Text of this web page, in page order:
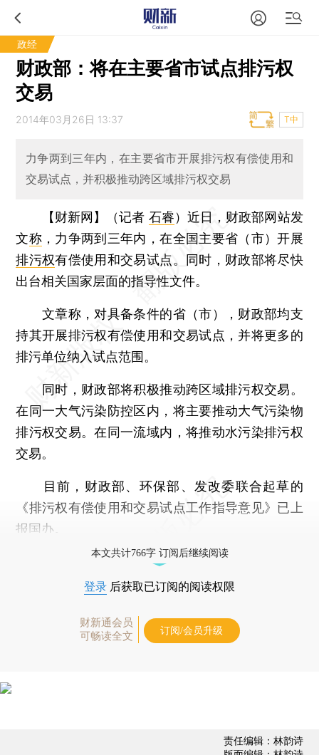
政经
财政部：将在主要省市试点排污权
交易
2014年03月26日 13:37 T中
力争两到三年内，在主要省市开展排污权有偿使用和
交易试点，并积极推动跨区域排污权交易
【财新网】（记者 石睿） 近日，财政部网站发
文称 ，力争两到三年内，在全国主要省（市）开展
排污权有偿使用和交易试点。同时，财政部将尽快
出台相关国家层面的指导性文件。
文章称，对具备条件的省（市），财政部均支
持其开展排污权有偿使用和交易试点，并将更多的
排污单位纳入试点范围。
同时，财政部将积极推动跨区域排污权交易。
在同一大气污染防控区内，将主要推动大气污染物
排污权交易。在同一流域内，将推动水污染排污权
交易。
目前，财政部、环保部、发改委联合起草的
《排污权有偿使用和交易试点工作指导意见》已上
报国办。
本文共计766字 订阅后继续阅读
登录 后获取已订阅的阅读权限
财新通会员
可畅读全文
订阅/会员升级
责任编辑：林韵诗